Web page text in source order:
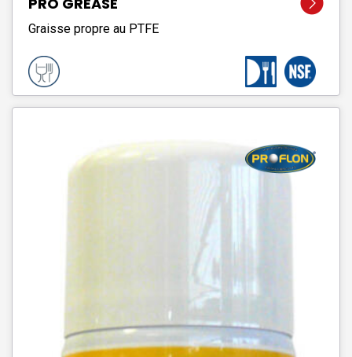
Graisse propre au PTFE